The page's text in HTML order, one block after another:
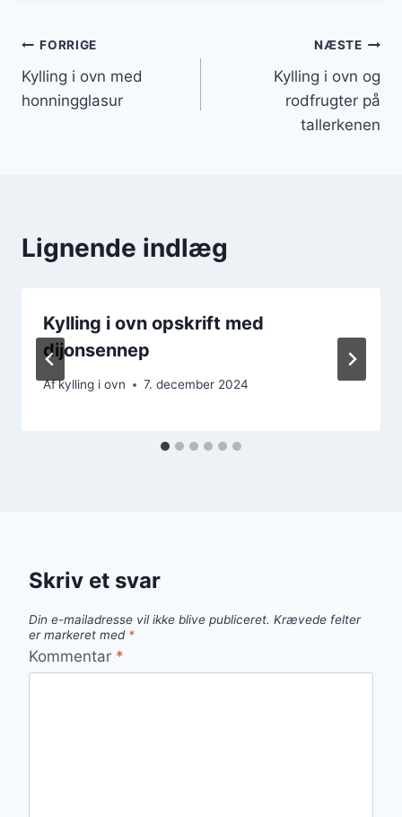
Indlægsnavigation
FORRIGE
Kylling i ovn med
honningglasur
NÆSTE
Kylling i ovn og
rodfrugter på
tallerkenen
Lignende indlæg
Kylling i ovn opskrift med
dijonsennep
Afkylling i ovn 7. december 2024
Skriv et svar
Din e-mailadresse vil ikke blive publiceret. Krævede felter
er markeret med *
Kommentar *